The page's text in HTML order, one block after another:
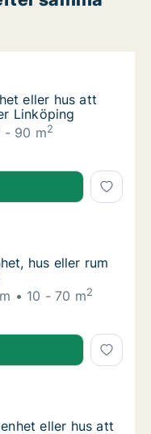
eller hus att hyra i
eller hus att hyra i
eller hus att
Linköping
- 90 m2
eller hus att hyra i
att hyra i
hus eller rum att
hus eller rum att
hus eller rum
10 - 70 m2
hus eller rum att
rum att hyra i
eller hus att hyra
eller hus att
eller hus att